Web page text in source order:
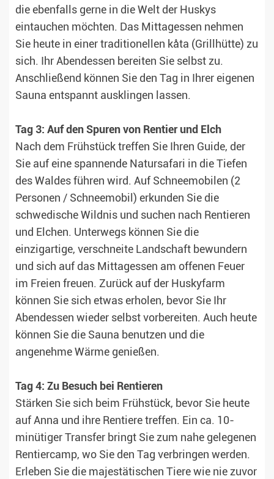
die ebenfalls gerne in die Welt der Huskys
eintauchen möchten. Das Mittagessen nehmen
Sie heute in einer traditionellen kåta (Grillhütte) zu
sich. Ihr Abendessen bereiten Sie selbst zu.
Anschließend können Sie den Tag in Ihrer eigenen
Sauna entspannt ausklingen lassen.
Tag 3: Auf den Spuren von Rentier und Elch
Nach dem Frühstück treffen Sie Ihren Guide, der
Sie auf eine spannende Natursafari in die Tiefen
des Waldes führen wird. Auf Schneemobilen (2
Personen / Schneemobil) erkunden Sie die
schwedische Wildnis und suchen nach Rentieren
und Elchen. Unterwegs können Sie die
einzigartige, verschneite Landschaft bewundern
und sich auf das Mittagessen am offenen Feuer
im Freien freuen. Zurück auf der Huskyfarm
können Sie sich etwas erholen, bevor Sie Ihr
Abendessen wieder selbst vorbereiten. Auch heute
können Sie die Sauna benutzen und die
angenehme Wärme genießen.
Tag 4: Zu Besuch bei Rentieren
Stärken Sie sich beim Frühstück, bevor Sie heute
auf Anna und ihre Rentiere treffen. Ein ca. 10-
minütiger Transfer bringt Sie zum nahe gelegenen
Rentiercamp, wo Sie den Tag verbringen werden.
Erleben Sie die majestätischen Tiere wie nie zuvor